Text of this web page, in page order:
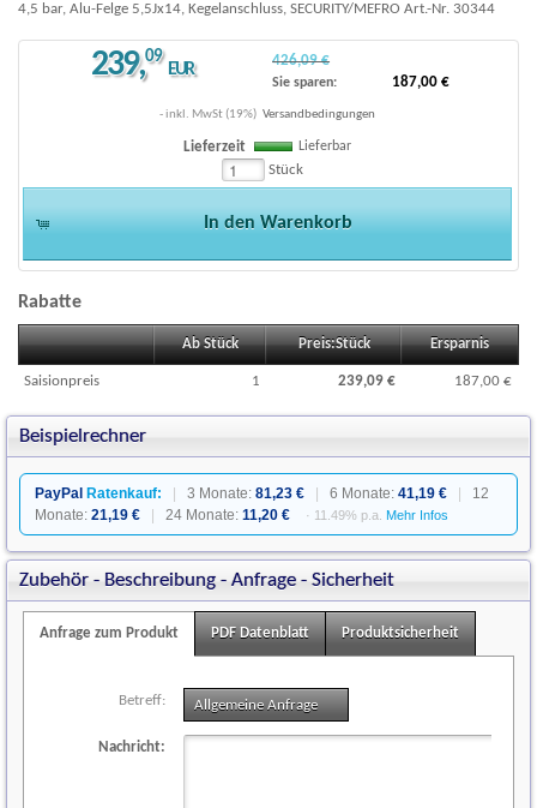
4,5 bar, Alu-Felge 5,5Jx14, Kegelanschluss, SECURITY/MEFRO Art.-Nr. 30344
239,09
EUR 426,09 €
Sie sparen: 187,00 €
- inkl. MwSt (19%) Versandbedingungen
Lieferzeit Lieferbar
Stück
In den Warenkorb
Rabatte
Ab Stück Preis:Stück Ersparnis
Saisionpreis 1 239,09 € 187,00 €
Beispielrechner
PayPal Ratenkauf: | 3 Monate: 81,23 € | 6 Monate: 41,19 € |
12
Monate: 21,19 € | 24 Monate: 11,20 € · 11.49% p.a. Mehr Infos
Zubehör - Beschreibung - Anfrage - Sicherheit
Anfrage zum Produkt PDF Datenblatt Produktsicherheit
Betreff: Allgemeine Anfrage
Nachricht: